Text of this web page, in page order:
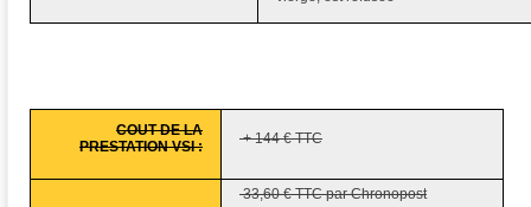
COUT DE LA
PRESTATION VSI :
+ 144 € TTC
33,60 € TTC par Chronopost